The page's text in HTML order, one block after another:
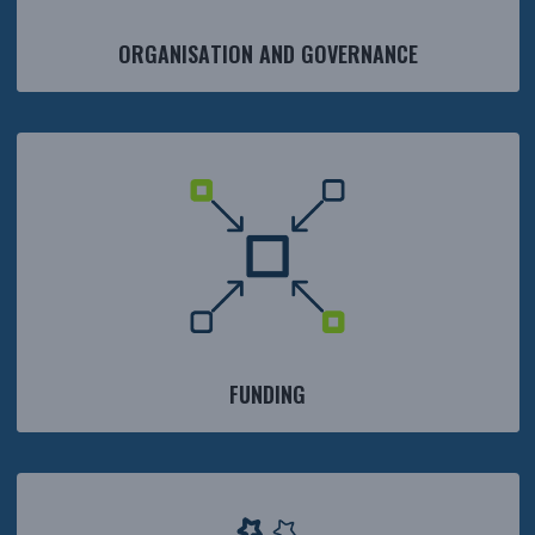
ORGANISATION AND GOVERNANCE
FUNDING